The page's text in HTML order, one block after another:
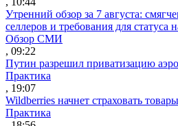
Утренний обзор за 7 августа:
селлеров и требования для
Обзор СМИ
, 09:22
Путин разрешил приватизацию
Практика
, 19:07
Wildberries начнет страховать
Практика